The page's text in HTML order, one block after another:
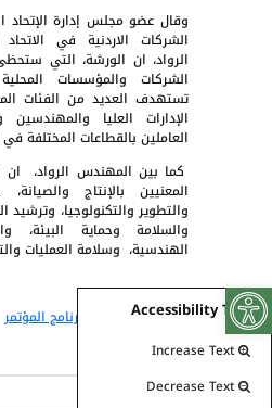
Open toolbar
Accessibility Tools
Increase Text
Decrease Text
وقال عضو مجلس إدارة الإتحاد
الشركات الاردنية في
الرواد، ان الورشة، التي
الشركات والمؤسسات المحلية
تستهدف العديد من الفئات
الإدارات العليا والمهندسين
العاملين بالقطاعات المختلفة في
كما بين المهندس الرواد،
المعنيين بالإنتاج
والتطوير والتكنولوجيا، وترشيد
والسلامة وحماية البيئة،
الهندسية، وسلامة العمليات
اضغط هنا لتحميل برنامج المؤتمر
مشاركة